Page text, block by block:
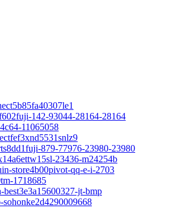
142-93044-28164-28164
11065058
879-77976-23980-23980
23436-m24254b
store4b00pivot-qq-e-i-2703
1718685
jt-bmp
sohonke2d4290009668